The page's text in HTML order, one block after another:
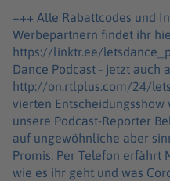
+++ Alle Rabattcodes und
Werbepartnern findet ihr
https://linktr.ee/letsdance_podcast +++ Der
Dance Podcast - jetzt auch
http://on.rtlplus.com/24/lets-
vierten Entscheidungsshow
unsere Podcast-Reporter
auf ungewöhnliche aber
Promis. Per Telefon erfährt
wie es ihr geht und was